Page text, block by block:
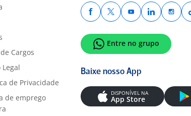
Cargos
Legal
de Privacidade
de emprego
Entre no grupo
Baixe nosso App
DISPONÍVEL NA
App Store